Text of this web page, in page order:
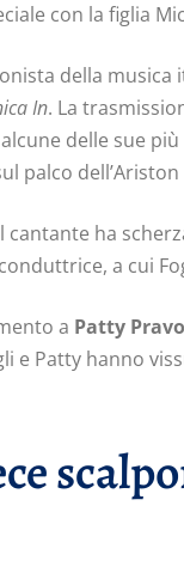
con la figlia
della musica
In. La
delle sue
palco
cantante ha
a cui
a Patty Pravo
e Patty hanno